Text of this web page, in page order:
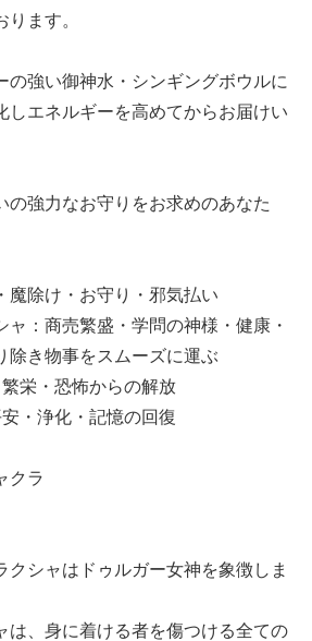
ます。
の強い御神水・シンギングボウルに
しエネルギーを高めてからお届けい
の強力なお守りをお求めのあなた
魔除け・お守り・邪気払い
ャ：商売繁盛・学問の神様・健康・
除き物事をスムーズに運ぶ
栄・恐怖からの解放
・浄化・記憶の回復
クラ
クシャはドゥルガー女神を象徴しま
は、身に着ける者を傷つける全ての